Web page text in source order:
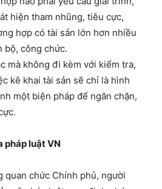
hiện tham nhũng, tiêu cực,
hợp có tài sản lớn hơn nhiều
bộ, công chức.
mà không đi kèm với kiểm tra,
kê khai tài sản sẽ chỉ là hình
một biện pháp để ngăn chặn,
pháp luật VN
quan chức Chính phủ, người